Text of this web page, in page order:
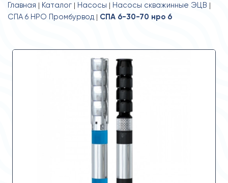
Главная Каталог Насосы
Насосы скважинные ЭЦВ
СПА 6 НРО Промбурвод
СПА 6-30-70 нро 6